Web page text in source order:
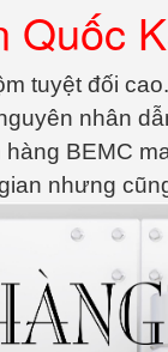
tuyệt đối
nhân
BEMC
nhưng